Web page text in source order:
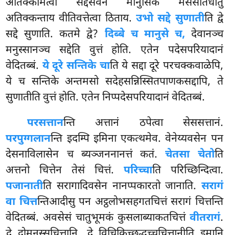
अतिक्कमित्वा सद्दसवने मानुसिकं मंससोतधातुं
अतिक्कन्ताय वीतिवत्तेत्वा ठिताय. उभो सद्दे सुणातीति द्वे
सद्दे सुणाति. कतमे द्वे? दिब्बे च मानुसे च, देवानञ्च
मनुस्सानञ्च सद्देति वुत्तं होति. एतेन पदेसपरियादानं
वेदितब्बं. ये दूरे सन्तिके चाति ये सद्दा दूरे परचक्कवाळेपि,
ये च सन्तिके अन्तमसो सदेहसन्निस्सितपाणकसद्दापि, ते
सुणातीति वुत्तं होति. एतेन निप्पदेसपरियादानं वेदितब्बं.
परसत्तानन्ति अत्तानं ठपेत्वा सेससत्तानं.
परपुग्गलानन्ति इदम्पि इमिना एकत्थमेव. वेनेय्यवसेन पन
देसनाविलासेन च ब्यञ्जननानत्तं कतं.चेतसा चेतोति
अत्तनो चित्तेन तेसं चित्तं. परिच्चाति परिच्छिन्दित्वा.
पजानातीति सरागादिवसेन नानप्पकारतो जानाति. सरागं
वा चित्तन्तिआदीसु पन अट्ठलोभसहगतचित्तं सरागं चित्तन्ति
वेदितब्बं. अवसेसं चातुभूमकं कुसलाब्याकतचित्तं वीतरागं.